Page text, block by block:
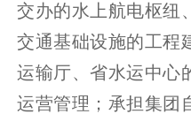
交办的水上航电枢纽
交通基础设施的工程
运输厅、省水运中心
运营管理；承担集团